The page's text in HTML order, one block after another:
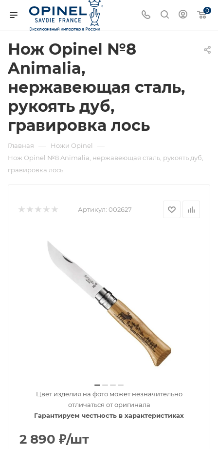
0
Нож Opinel №8
Animalia,
нержавеющая сталь,
рукоять дуб,
гравировка лось
Главная — Ножи Opinel —
Нож Opinel №8 Animalia, нержавеющая сталь, рукоять дуб,
гравировка лось
Артикул: 002627
Цвет изделия на фото может незначительно
отличаться от оригинала
Гарантируем честность в характеристиках
2 890 ₽/шт